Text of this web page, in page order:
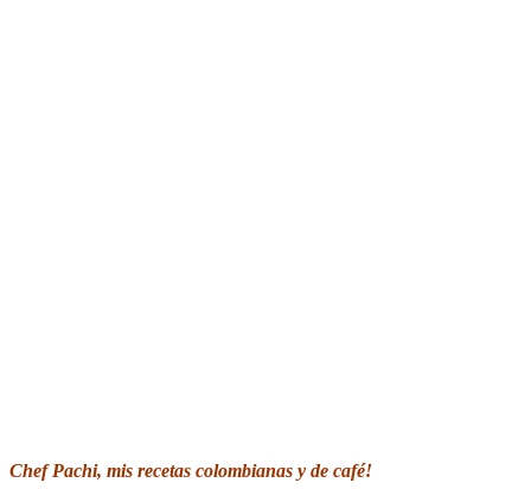
Chef Pachi, mis recetas colombianas y de café!